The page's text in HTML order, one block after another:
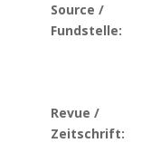
Source /
Fundstelle:
Revue /
Zeitschrift: